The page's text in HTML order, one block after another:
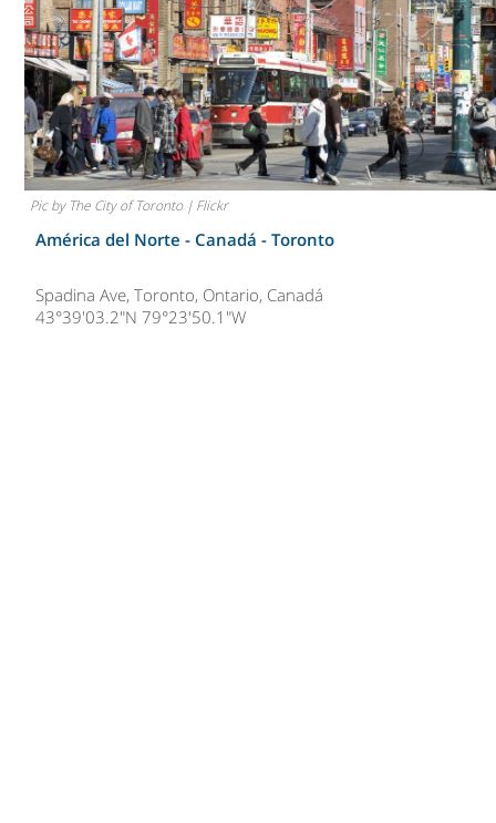
Pic by The City of Toronto | Flickr
América del Norte - Canadá -Toronto
Spadina Ave, Toronto, Ontario, Canadá
43°39'03.2"N 79°23'50.1"W